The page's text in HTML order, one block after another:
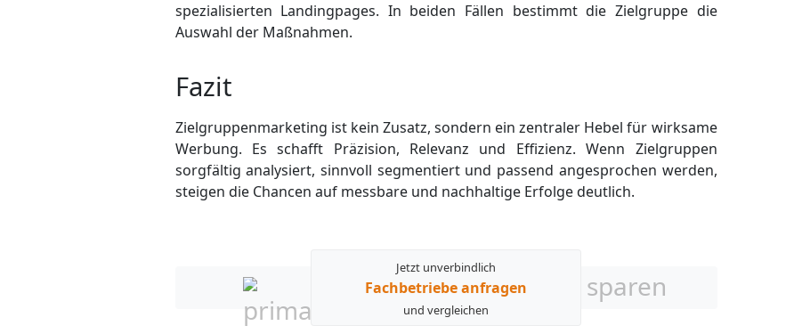
spezialisierten Landing­pages. In beiden Fällen bestimmt die Zielgruppe die
Auswahl der Maßnahmen.
Fazit
Zielgruppenmarketing ist kein Zusatz, sondern ein zentraler Hebel für wirksame
Werbung. Es schafft Präzision, Relevanz und Effizienz. Wenn Zielgruppen
sorgfältig analysiert, sinnvoll segmentiert und passend angesprochen werden,
steigen die Chancen auf messbare und nachhaltige Erfolge deutlich.
Jetzt unverbindlich
Fachbetriebe anfragen
und vergleichen
sparen